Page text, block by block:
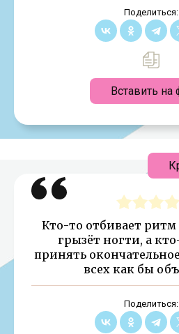
Поделиться:
Вставить на
Кто-то отбивает
грызёт ногти, а
принять
всех как бы
Поделиться: